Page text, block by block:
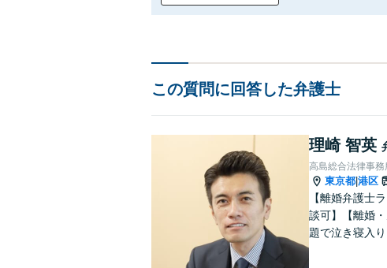
この質問に回答した弁護士
理崎 智英
高島総合法律事務
東京都 港区
【離婚弁護士
談可】【離婚
題で泣き寝入